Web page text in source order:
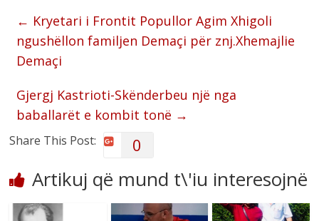
← Kryetari i Frontit Popullor Agim Xhigoli
ngushëllon familjen Demaçi për znj.Xhemajlie
Demaçi
Gjergj Kastrioti-Skënderbeu një nga
baballarët e kombit tonë →
Share This Post: 0
Artikuj që mund t\'iu interesojnë